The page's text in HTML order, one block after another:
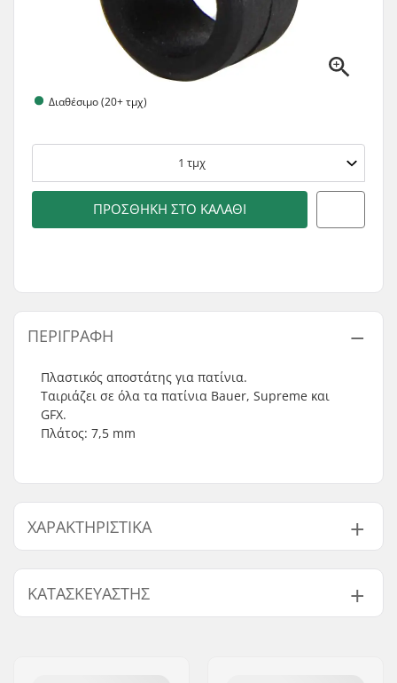
Διαθέσιμο (20+ τμχ)
1 τμχ
ΠΡΟΣΘΉΚΗ ΣΤΟ ΚΑΛΆΘΙ
ΠΕΡΙΓΡΑΦΉ
Πλαστικός αποστάτης για πατίνια.
Ταιριάζει σε όλα τα πατίνια Bauer, Supreme και
GFX.
Πλάτος: 7,5 mm
ΧΑΡΑΚΤΗΡΙΣΤΙΚΆ
Ακρίβεια ρουλεμάν:
Not included
Τύπος ρουλεμάν:
Τεμάχια ανά πακέτο:
1
ΚΑΤΑΣΚΕΥΑΣΤΉΣ